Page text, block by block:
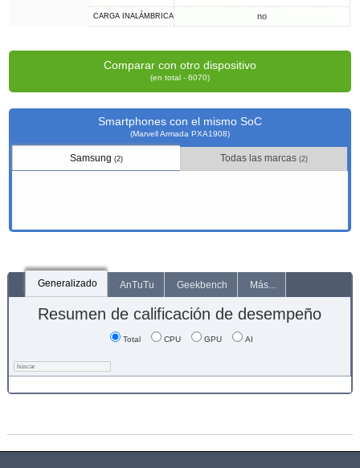
CARGA INALÁMBRICA no
Comparar con otro dispositivo
(en total - 6070)
Smartphones con el mismo SoC
(Marvell Armada PXA1908)
Samsung(2) Todas las marcas(2)
Generalizado AnTuTu Geekbench Más...
Resumen de calificación de desempeño
Total CPU GPU AI